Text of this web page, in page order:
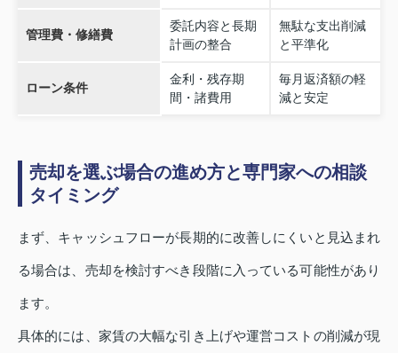
管理費・修繕費
委託内容と長期
計画の整合
無駄な支出削減
と平準化
ローン条件
金利・残存期
間・諸費用
毎月返済額の軽
減と安定
売却を選ぶ場合の進め方と専門家への相談
タイミング
まず、キャッシュフローが長期的に改善しにくいと見込まれ
る場合は、売却を検討すべき段階に入っている可能性があり
ます。
具体的には、家賃の大幅な引き上げや運営コストの削減が現